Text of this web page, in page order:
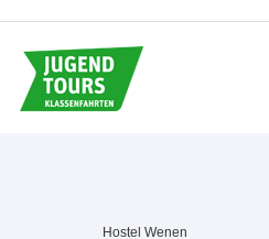
Hostel Wenen